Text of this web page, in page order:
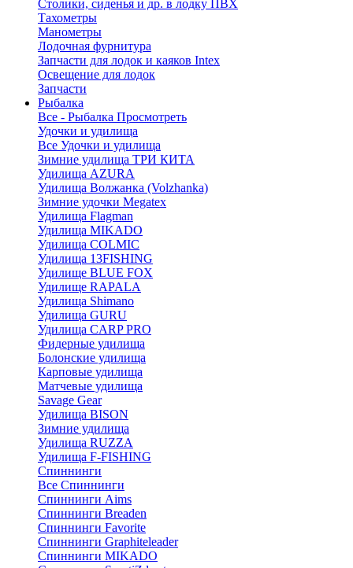
Столики, сиденья и др. в лодку ПВХ
Тахометры
Манометры
Лодочная фурнитура
Запчасти для лодок и каяков Intex
Освещение для лодок
Запчасти
Рыбалка
Все - Рыбалка Просмотреть
Удочки и удилища
Все Удочки и удилища
Зимние удилища ТРИ КИТА
Удилища AZURA
Удилища Волжанка (Volzhanka)
Зимние удочки Megatex
Удилища Flagman
Удилища MIKADO
Удилища COLMIC
Удилища 13FISHING
Удилище BLUE FOX
Удилище RAPALA
Удилища Shimano
Удилища GURU
Удилища CARP PRO
Фидерные удилища
Болонские удилища
Карповые удилища
Матчевые удилища
Savage Gear
Удилища BISON
Зимние удилища
Удилища RUZZA
Удилища F-FISHING
Спиннинги
Все Спиннинги
Спиннинги Aims
Спиннинги Breaden
Спиннинги Favorite
Спиннинги Graphiteleader
Спиннинги MIKADO